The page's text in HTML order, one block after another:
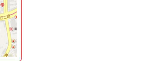
务报考条件？？-重庆公务员-
模式渝企可享“全国海关如同一关”
张报关单_新闻_大众网
模式渝企可享“全国海关如同一关”
面试工作有关安排的通知—
-报名网